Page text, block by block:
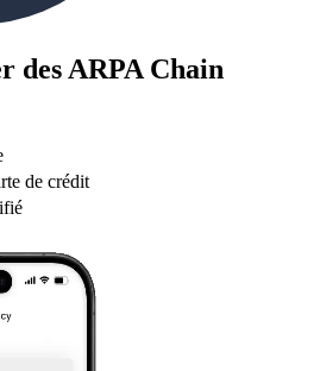
des ARPA Chain
de crédit